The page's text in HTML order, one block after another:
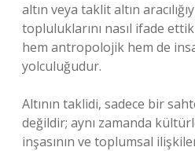
altın veya taklit altın
topluluklarını nasıl ifade
hem antropolojik hem de
yolculuğudur.
Altının taklidi, sadece bir
değildir; aynı zamanda
inşasının ve toplumsal